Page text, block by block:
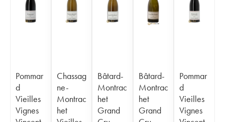
Pommar
d
Vieilles
Vignes
Chassag
ne-
Montrac
het
Bâtard-
Montrac
het
Grand
Bâtard-
Montrac
het
Grand
Pommar
d
Vieilles
Vignes